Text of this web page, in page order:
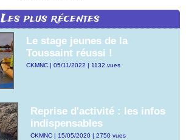
Les plus récentes
Le stage jeunes de la
Toussaint réussi !
CKMNC | 05/11/2022 | 1132 vues
Reprise d'activité : les infos
indispensables
CKMNC | 15/05/2020 | 2750 vues